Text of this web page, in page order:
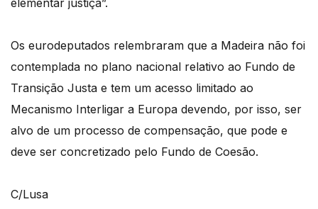
elementar justiça”.
Os eurodeputados relembraram que a Madeira não foi
contemplada no plano nacional relativo ao Fundo de
Transição Justa e tem um acesso limitado ao
Mecanismo Interligar a Europa devendo, por isso, ser
alvo de um processo de compensação, que pode e
deve ser concretizado pelo Fundo de Coesão.
C/Lusa